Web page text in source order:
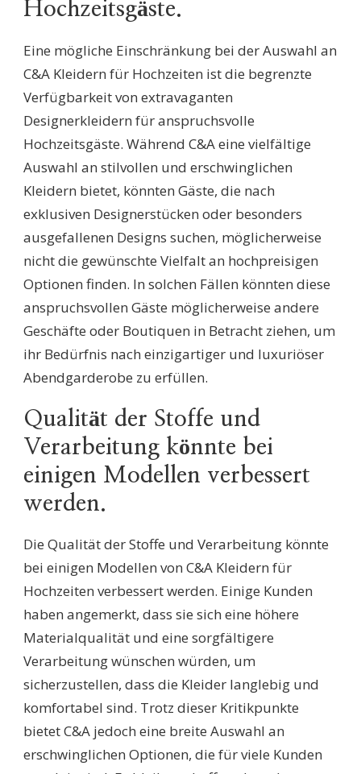
Hochzeitsgäste.
Eine mögliche Einschränkung bei der Auswahl an
C&A Kleidern für Hochzeiten ist die begrenzte
Verfügbarkeit von extravaganten
Designerkleidern für anspruchsvolle
Hochzeitsgäste. Während C&A eine vielfältige
Auswahl an stilvollen und erschwinglichen
Kleidern bietet, könnten Gäste, die nach
exklusiven Designerstücken oder besonders
ausgefallenen Designs suchen, möglicherweise
nicht die gewünschte Vielfalt an hochpreisigen
Optionen finden. In solchen Fällen könnten diese
anspruchsvollen Gäste möglicherweise andere
Geschäfte oder Boutiquen in Betracht ziehen, um
ihr Bedürfnis nach einzigartiger und luxuriöser
Abendgarderobe zu erfüllen.
Qualität der Stoffe und
Verarbeitung könnte bei
einigen Modellen verbessert
werden.
Die Qualität der Stoffe und Verarbeitung könnte
bei einigen Modellen von C&A Kleidern für
Hochzeiten verbessert werden. Einige Kunden
haben angemerkt, dass sie sich eine höhere
Materialqualität und eine sorgfältigere
Verarbeitung wünschen würden, um
sicherzustellen, dass die Kleider langlebig und
komfortabel sind. Trotz dieser Kritikpunkte
bietet C&A jedoch eine breite Auswahl an
erschwinglichen Optionen, die für viele Kunden